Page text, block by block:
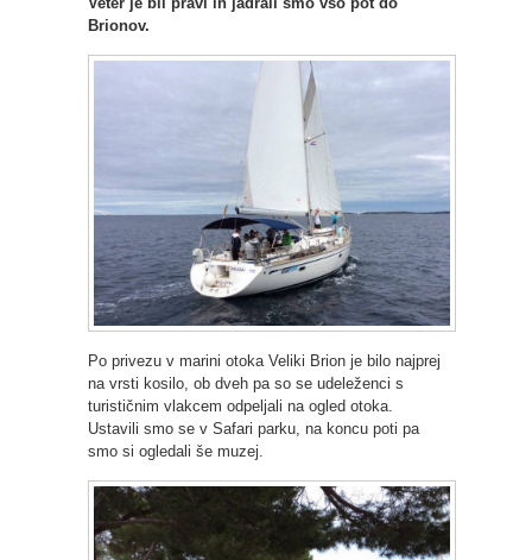
Brionov.
Po privezu v marini otoka Veliki Brion je bilo najprej
na vrsti kosilo, ob dveh pa so se udeleženci s
turističnim vlakcem odpeljali na ogled otoka.
Ustavili smo se v Safari parku, na koncu poti pa
smo si ogledali še muzej.